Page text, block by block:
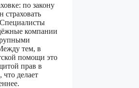
по закону
страховать
Специалисты
компании
тем, в
помощи это
прав в
что делает